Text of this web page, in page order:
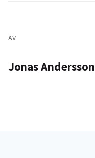
AV
Jonas Andersson